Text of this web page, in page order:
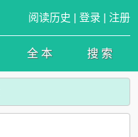
阅读历史 | 登录 | 注册
全 本 搜 索